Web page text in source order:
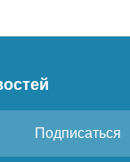
Подписаться